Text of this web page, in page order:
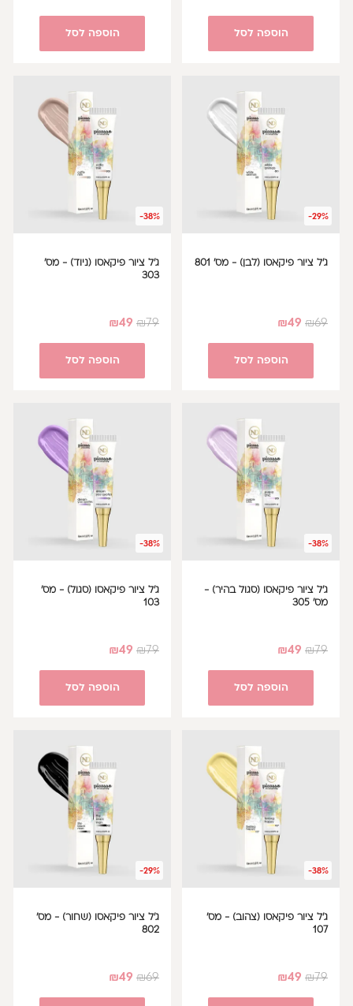
הוספה לסל הוספה לסל
-29%
ג'ל ציור פיקאסו (לבן) - מס' 801
₪69
₪49
הוספה לסל
-38%
ג'ל ציור פיקאסו (ניוד) - מס'
303
₪79
₪49
הוספה לסל
-38%
ג'ל ציור פיקאסו (סגול בהיר) -
מס' 305
₪79
₪49
הוספה לסל
-38%
ג'ל ציור פיקאסו (סגול) - מס'
103
₪79
₪49
הוספה לסל
-38%
ג'ל ציור פיקאסו (צהוב) - מס'
107
₪79
₪49
-29%
ג'ל ציור פיקאסו (שחור) - מס'
802
₪69
₪49